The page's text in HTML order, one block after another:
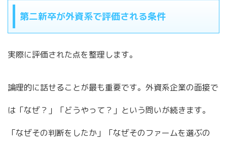
第二新卒が外資系で評価される条件
実際に評価された点を整理します。
論理的に話せることが最も重要です。外資系企業の面接で
は「なぜ？」「どうやって？」という問いが続きます。
「なぜその判断をしたか」「なぜそのファームを選ぶの